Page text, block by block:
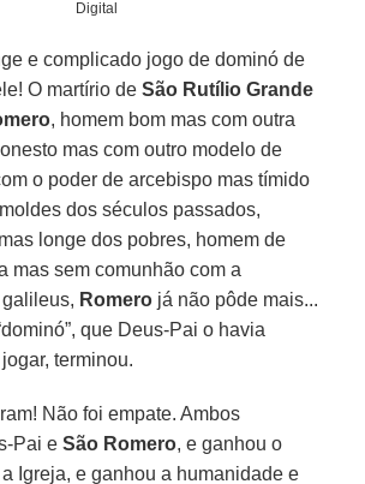
Digital
e complicado jogo de dominó de
O martírio deSão Rutílio Grande
, homem bom mas com outra
mas com outro modelo de
o poder de arcebispo mas tímido
dos séculos passados,
longe dos pobres, homem de
mas sem comunhão com a
Romero já não pôde mais...
que Deus-Pai o havia
terminou.
Não foi empate. Ambos
Pai eSão Romero, e ganhou o
Igreja, e ganhou a humanidade e